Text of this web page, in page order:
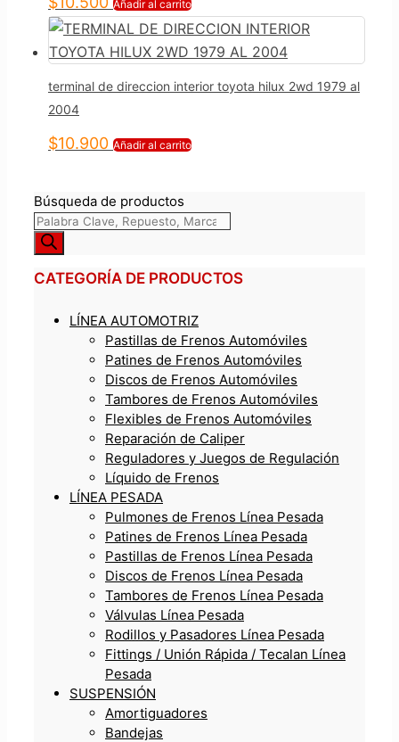
Añadir al carrito
terminal de direccion interior toyota hilux 2wd 1979 al
2004
$10.900 Añadir al carrito
Búsqueda de productos
CATEGORÍA DE PRODUCTOS
LÍNEA AUTOMOTRIZ
Pastillas de Frenos Automóviles
Patines de Frenos Automóviles
Discos de Frenos Automóviles
Tambores de Frenos Automóviles
Flexibles de Frenos Automóviles
Reparación de Caliper
Reguladores y Juegos de Regulación
Líquido de Frenos
LÍNEA PESADA
Pulmones de Frenos Línea Pesada
Patines de Frenos Línea Pesada
Pastillas de Frenos Línea Pesada
Discos de Frenos Línea Pesada
Tambores de Frenos Línea Pesada
Válvulas Línea Pesada
Rodillos y Pasadores Línea Pesada
Fittings / Unión Rápida / Tecalan Línea
Pesada
SUSPENSIÓN
Amortiguadores
Bandejas